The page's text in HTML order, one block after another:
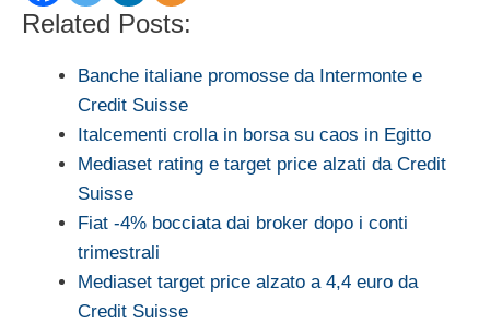
Related Posts:
Banche italiane promosse da Intermonte e
Credit Suisse
Italcementi crolla in borsa su caos in Egitto
Mediaset rating e target price alzati da Credit
Suisse
Fiat -4% bocciata dai broker dopo i conti
trimestrali
Mediaset target price alzato a 4,4 euro da
Credit Suisse